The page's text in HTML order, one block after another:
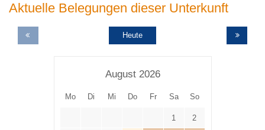
Aktuelle Belegungen dieser Unterkunft
August 2026
Mo Di Mi Do Fr Sa So
1 2
Heute